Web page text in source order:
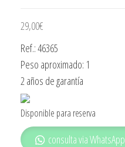
29,00€
Ref.: 46365
Peso aproximado: 1
2 años de garantía
Disponible para reserva
consulta via WhatsApp